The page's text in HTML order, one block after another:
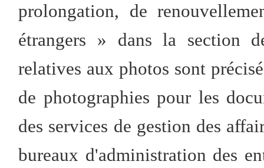
prolongation, de
étrangers » dans la section
relatives aux photos sont
de photographies pour les
des services de gestion des
bureaux d'administration des